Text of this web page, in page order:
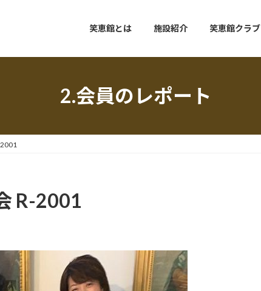
笑恵館とは 施設紹介 笑恵館クラブ
2.会員のレポート
R-2001